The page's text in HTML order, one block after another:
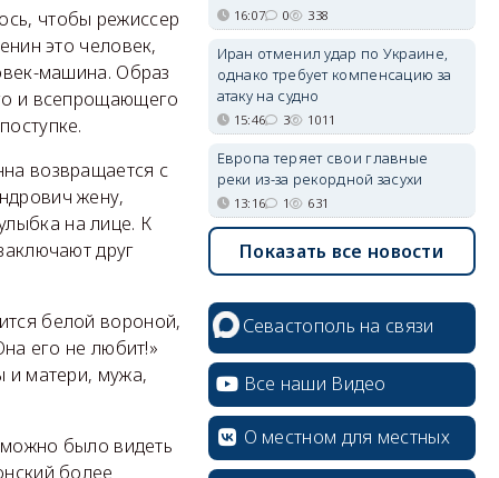
чтобы режиссер
это человек,
машина. Образ
и всепрощающего
возвращается с
жену,
на лице. К
друг
белой вороной,
его не любит!»
и матери, мужа,
было видеть
более
16:07 0 338
Иран отменил удар по Украине,
однако требует компенсацию за
атаку на судно
15:46 3 1011
Европа теряет свои главные
реки из-за рекордной засухи
13:16 1 631
Показать все новости
Севастополь на связи
Все наши Видео
О местном для местных